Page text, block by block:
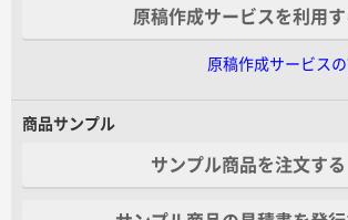
原稿作成サービスを利用す
原稿作成サービス
商品サンプル
サンプル商品を注文する